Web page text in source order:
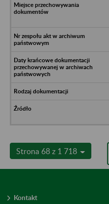
Strona 68 z 1 718
Kontakt